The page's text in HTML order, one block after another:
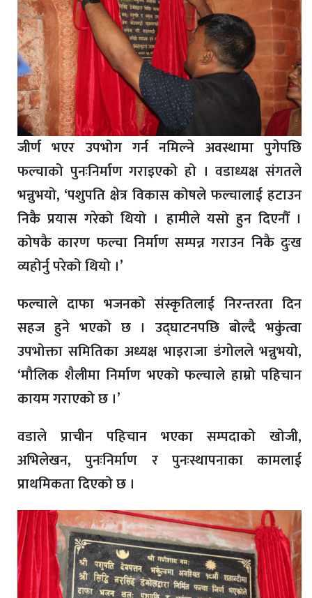
जीर्ण भएर उपभोग गर्न नमिल्ने अवस्थामा पुगेपछि
फल्चाको पुनःनिर्माण गराइएको हो । वडाध्यक्ष संगतले
भन्नुभयो, ‘पशुपति क्षेत्र विकास कोषले फल्चालाई हटाउन
निकै प्रयास गरेको थियो । हामीले यसो हुन दिएनौँ ।
कोषकै कारण फल्चा निर्माण सम्पन्न गराउन निकै दुःख
व्यहोर्नु परेको थियो ।’
फल्चाले दाफा भजनको संस्कृतिलाई निरन्तरता दिन
सहज हुने भएको छ । उद्घाटनपछि बोल्दै भकुंंत्वा
उपभोक्ता समितिका अध्यक्ष भाइराजा डंगोलले भन्नुभयो,
‘मौलिक शैलीमा निर्माण भएको फल्चाले हाम्रो पहिचान
कायम गराएको छ ।’
वडाले प्राचीन पहिचान भएका सम्पदाको खोजी,
अभिलेखन, पुनःनिर्माण र पुनःस्थापनाका कामलाई
प्राथमिकता दिएको छ ।